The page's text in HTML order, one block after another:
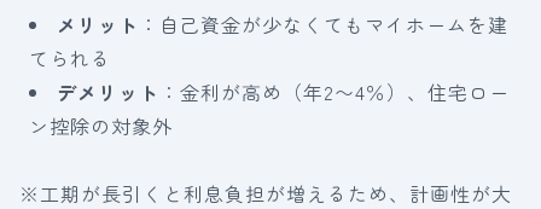
メリット ：自己資金が少なくてもマイホームを建
てられる
デメリット ：金利が高め（年2〜4％）、住宅ロー
ン控除の対象外
※工期が長引くと利息負担が増えるため、計画性が大